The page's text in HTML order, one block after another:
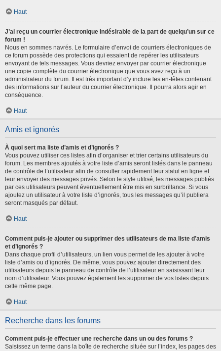
Haut
J’ai reçu un courrier électronique indésirable de la part de quelqu’un sur ce
forum !
Nous en sommes navrés. Le formulaire d’envoi de courriers électroniques de
ce forum possède des protections qui essaient de repérer les utilisateurs
envoyant de tels messages. Vous devriez envoyer par courrier électronique
une copie complète du courrier électronique que vous avez reçu à un
administrateur du forum. Il est très important d’y inclure les en-têtes contenant
des informations sur l’auteur du courrier électronique. Il pourra alors agir en
conséquence.
Haut
Amis et ignorés
À quoi sert ma liste d’amis et d’ignorés ?
Vous pouvez utiliser ces listes afin d’organiser et trier certains utilisateurs du
forum. Les membres ajoutés à votre liste d’amis seront listés dans le panneau
de contrôle de l’utilisateur afin de consulter rapidement leur statut en ligne et
leur envoyer des messages privés. Selon le style utilisé, les messages publiés
par ces utilisateurs peuvent éventuellement être mis en surbrillance. Si vous
ajoutez un utilisateur à votre liste d’ignorés, tous les messages qu’il publiera
seront masqués par défaut.
Haut
Comment puis-je ajouter ou supprimer des utilisateurs de ma liste d’amis
et d’ignorés ?
Dans chaque profil d’utilisateurs, un lien vous permet de les ajouter à votre
liste d’amis ou d’ignorés. De même, vous pouvez ajouter directement des
utilisateurs depuis le panneau de contrôle de l’utilisateur en saisissant leur
nom d’utilisateur. Vous pouvez également les supprimer de vos listes depuis
cette même page.
Haut
Recherche dans les forums
Comment puis-je effectuer une recherche dans un ou des forums ?
Saisissez un terme dans la boîte de recherche située sur l’index, les pages des